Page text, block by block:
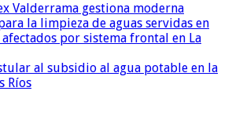
Valderrama gestiona moderna
la limpieza de aguas servidas en
afectados por sistema frontal en La
al subsidio al agua potable en la
Ríos